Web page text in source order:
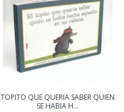
TOPITO QUE QUERIA SABER QUIEN
SE HABIA H...